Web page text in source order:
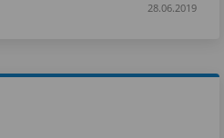
28.06.2019